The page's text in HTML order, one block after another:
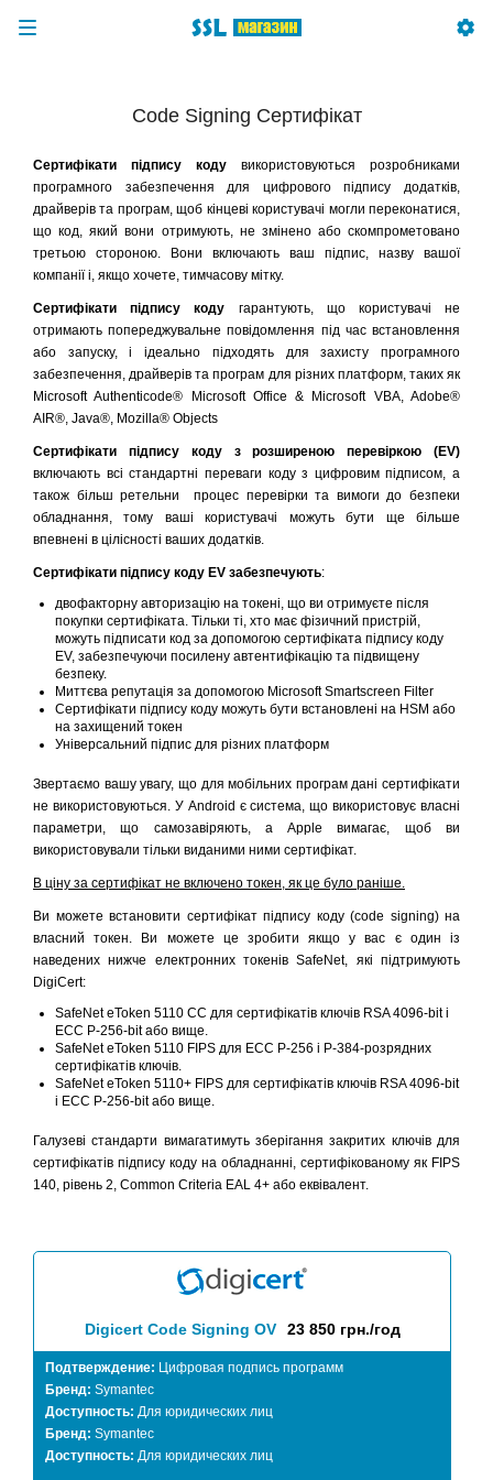
Code Signing Сертифікат
Сертифікати підпису коду використовуються розробниками
програмного забезпечення для цифрового підпису додатків,
драйверів та програм, щоб кінцеві користувачі могли переконатися,
що код, який вони отримують, не змінено або скомпрометовано
третьою стороною. Вони включають ваш підпис, назву вашої
компанії і, якщо хочете, тимчасову мітку.
Сертифікати підпису коду гарантують, що користувачі не
отримають попереджувальне повідомлення під час встановлення
або запуску, і ідеально підходять для захисту програмного
забезпечення, драйверів та програм для різних платформ, таких як
Microsoft Authenticode® Microsoft Office & Microsoft VBA, Adobe®
AIR®, Java®, Mozilla® Objects
Сертифікати підпису коду з розширеною перевіркою (EV)
включають всі стандартні переваги коду з цифровим підписом, а
також більш ретельни процес перевірки та вимоги до безпеки
обладнання, тому ваші користувачі можуть бути ще більше
впевнені в цілісності ваших додатків.
Сертифікати підпису коду EV забезпечують:
двофакторну авторизацію на токені, що ви отримуєте після
покупки сертифіката. Тільки ті, хто має фізичний пристрій,
можуть підписати код за допомогою сертифіката підпису коду
EV, забезпечуючи посилену автентифікацію та підвищену
безпеку.
Миттєва репутація за допомогою Microsoft Smartscreen Filter
Сертифікати підпису коду можуть бути встановлені на HSM або
на захищений токен
Універсальний підпис для різних платформ
Звертаємо вашу увагу, що для мобільних програм дані сертифікати
не використовуються. У Android є система, що використовує власні
параметри, що самозавіряють, а Apple вимагає, щоб ви
використовували тільки виданими ними сертифікат.
В ціну за сертифікат не включено токен, як це було раніше.
Ви можете встановити сертифікат підпису коду (code signing) на
власний токен. Ви можете це зробити якщо у вас є один із
наведених нижче електронних токенів SafeNet, які підтримують
DigiCert:
SafeNet eToken 5110 CC для сертифікатів ключів RSA 4096-bit і
ECC P-256-bit або вище.
SafeNet eToken 5110 FIPS для ECC P-256 і P-384-розрядних
сертифікатів ключів.
SafeNet eToken 5110+ FIPS для сертифікатів ключів RSA 4096-bit
і ECC P-256-bit або вище.
Галузеві стандарти вимагатимуть зберігання закритих ключів для
сертифікатів підпису коду на обладнанні, сертифікованому як FIPS
140, рівень 2, Common Criteria EAL 4+ або еквівалент.
Digicert Code Signing OV 23 850 грн./год
Подтверждение: Цифровая подпись программ
Бренд: Symantec
Доступность: Для юридических лиц
Бренд: Symantec
Доступность: Для юридических лиц